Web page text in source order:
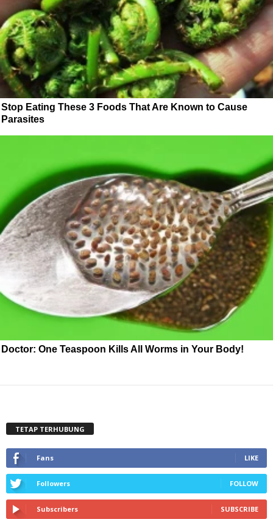
Stop Eating These 3 Foods That Are Known to Cause
Parasites
Doctor: One Teaspoon Kills All Worms in Your Body!
TETAP TERHUBUNG
Fans LIKE
Followers FOLLOW
Subscribers SUBSCRIBE